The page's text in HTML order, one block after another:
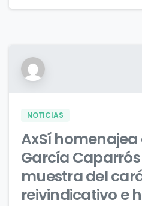
NOTICIAS
AxSí
García
muestra del
reivindicativo e